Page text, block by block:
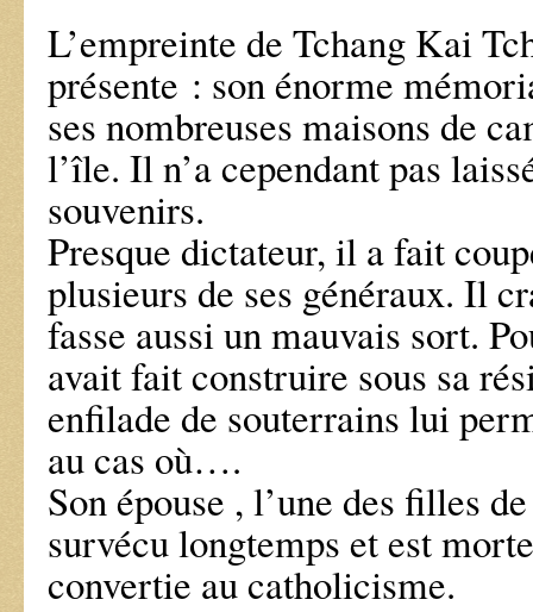
L’empreinte de Tchang Kai
présente : son énorme
ses nombreuses maisons de
l’île. Il n’a cependant pas
souvenirs.
Presque dictateur, il a fait
plusieurs de ses généraux. Il
fasse aussi un mauvais sort.
avait fait construire sous sa
enfilade de souterrains lui
au cas où….
Son épouse , l’une des filles
survécu longtemps et est
convertie au catholicisme.